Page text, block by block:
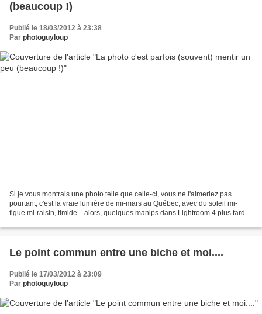
(beaucoup !)
Publié le 18/03/2012 à 23:38
Par photoguyloup
Si je vous montrais une photo telle que celle-ci, vous ne l'aimeriez pas...
pourtant, c'est la vraie lumière de mi-mars au Québec, avec du soleil mi-
figue mi-raisin, timide... alors, quelques manips dans Lightroom 4 plus tard,
Le point commun entre une biche et moi....
Publié le 17/03/2012 à 23:09
Par photoguyloup